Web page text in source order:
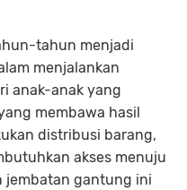
tahun menjadi
menjalankan
anak-anak yang
membawa hasil
distribusi barang,
akses menuju
jembatan gantung ini